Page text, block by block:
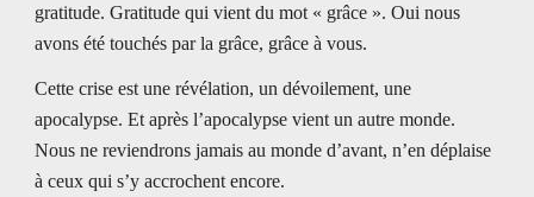
gratitude. Gratitude qui vient du mot « grâce ». Oui nous
avons été touchés par la grâce, grâce à vous.
Cette crise est une révélation, un dévoilement, une
apocalypse. Et après l’apocalypse vient un autre monde.
Nous ne reviendrons jamais au monde d’avant, n’en déplaise
à ceux qui s’y accrochent encore.